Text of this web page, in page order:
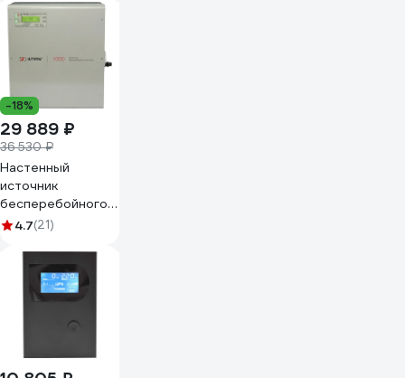
-18%
29 889 ₽
36 530 ₽
Настенный
источник
бесперебойного
питания с АКБ
4.7(21)